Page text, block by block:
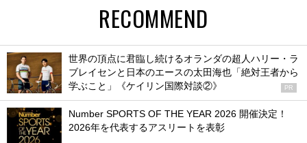
RECOMMEND
世界の頂点に君臨し続けるオランダの超人ハリー・ラ
ブレイセンと日本のエースの太田海也「絶対王者から
学ぶこと」《ケイリン国際対談②》
PR
Number SPORTS OF THE YEAR 2026 開催決定！
2026年を代表するアスリートを表彰